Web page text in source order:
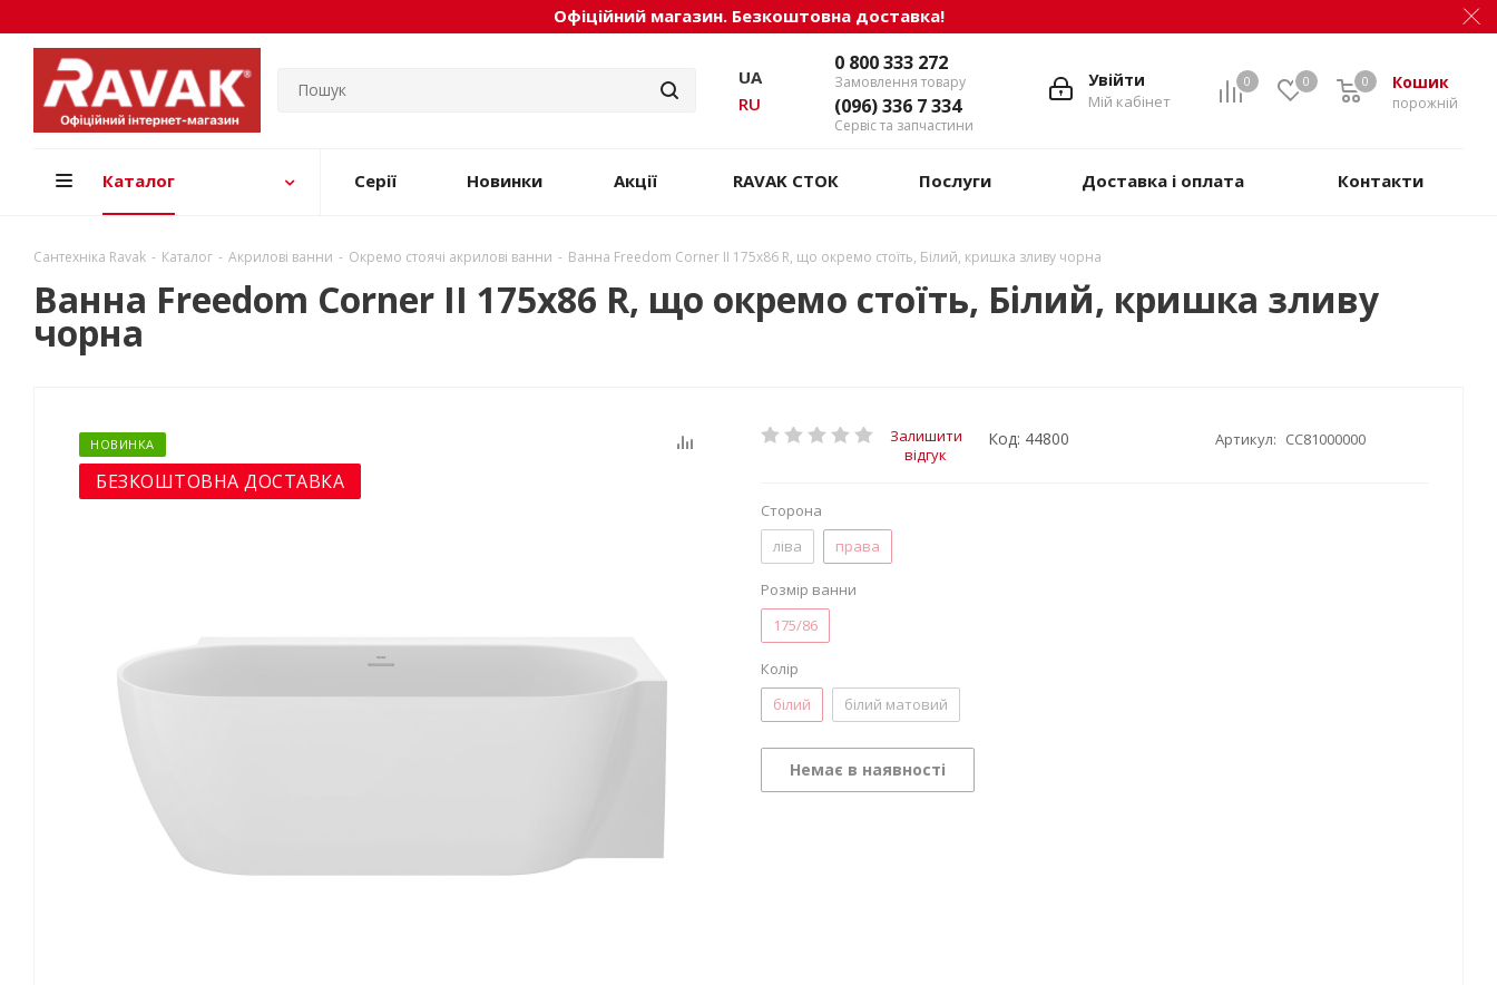
Офіційний магазин. Безкоштовна доставка!
0 0 Кошик
порожній
0
Увійти
Мій кабінет
0 800 333 272
Замовлення товару
(096) 336 7 334
Сервіс та запчастини
UA
RU
Каталог Серії Новинки Акції RAVAK СТОК Послуги Доставка і оплата Контакти
Сантехніка Ravak - Каталог - Акрилові ванни - Окремо стоячі акрилові ванни - Ванна Freedom Corner II 175x86 R, що окремо стоїть, Білий, кришка зливу чорна
Ванна Freedom Corner II 175x86 R, що окремо стоїть, Білий, кришка зливу
чорна
НОВИНКА
БЕЗКОШТОВНА ДОСТАВКА
Залишити
відгук
Код: 44800 Артикул: CC81000000
Сторона
ліва
права
Розмір ванни
175/86
Колір
білий
білий матовий
Немає в наявності